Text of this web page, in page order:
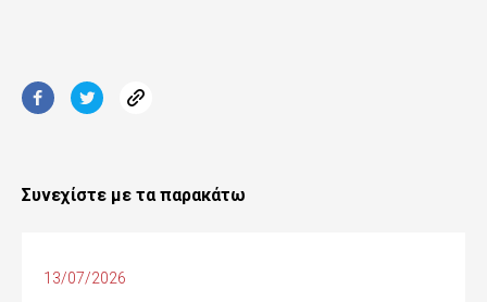
Συνεχίστε με τα παρακάτω
13/07/2026